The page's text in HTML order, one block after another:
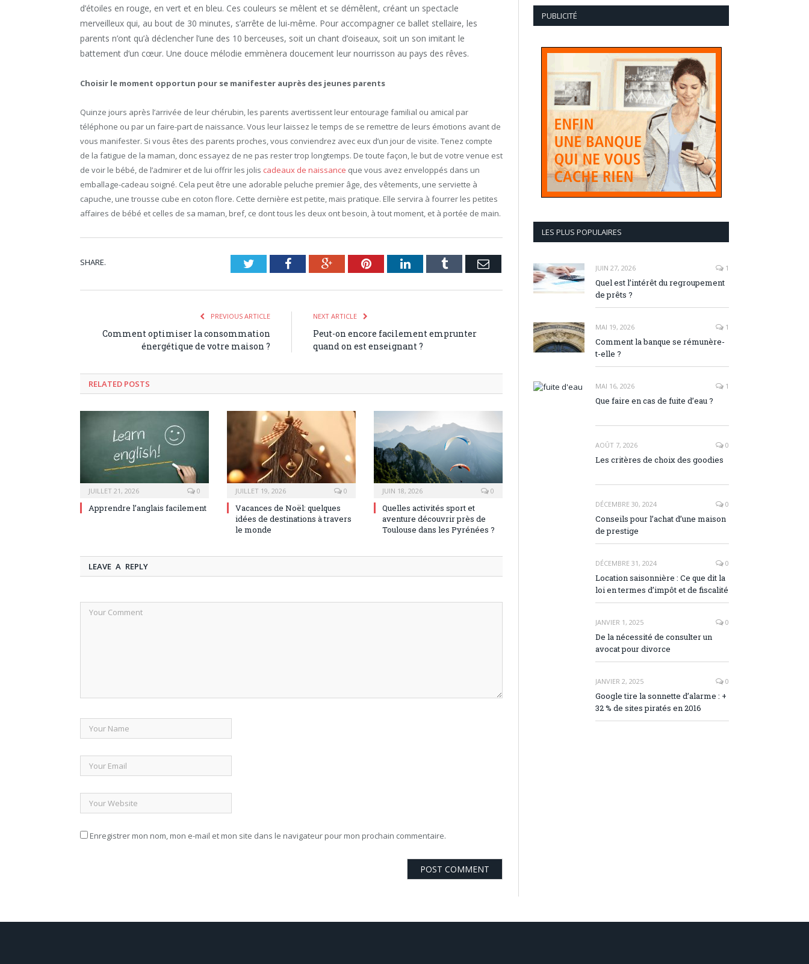
d’étoiles en rouge, en vert et en bleu. Ces couleurs se mêlent et se démêlent, créant un spectacle
merveilleux qui, au bout de 30 minutes, s’arrête de lui-même. Pour accompagner ce ballet stellaire, les
parents n’ont qu’à déclencher l’une des 10 berceuses, soit un chant d’oiseaux, soit un son imitant le
battement d’un cœur. Une douce mélodie emmènera doucement leur nourrisson au pays des rêves.
Choisir le moment opportun pour se manifester auprès des jeunes parents
Quinze jours après l’arrivée de leur chérubin, les parents avertissent leur entourage familial ou amical par
téléphone ou par un faire-part de naissance. Vous leur laissez le temps de se remettre de leurs émotions avant de
vous manifester. Si vous êtes des parents proches, vous conviendrez avec eux d’un jour de visite. Tenez compte
de la fatigue de la maman, donc essayez de ne pas rester trop longtemps. De toute façon, le but de votre venue est
de voir le bébé, de l’admirer et de lui offrir les jolis cadeaux de naissance que vous avez enveloppés dans un
emballage-cadeau soigné. Cela peut être une adorable peluche premier âge, des vêtements, une serviette à
capuche, une trousse cube en coton flore. Cette dernière est petite, mais pratique. Elle servira à fourrer les petites
affaires de bébé et celles de sa maman, bref, ce dont tous les deux ont besoin, à tout moment, et à portée de main.
SHARE. TwitterFacebookGoogle+PinterestLinkedInTumblr Email
PREVIOUS ARTICLE
Comment optimiser la consommation
énergétique de votre maison ?
NEXT ARTICLE
Peut-on encore facilement emprunter
quand on est enseignant ?
RELATED POSTS
JUILLET 21, 2026 0
Apprendre l’anglais facilement
JUILLET 19, 2026 0
Vacances de Noël: quelques
idées de destinations à travers
le monde
JUIN 18, 2026 0
Quelles activités sport et
aventure découvrir près de
Toulouse dans les Pyrénées ?
LEAVE A REPLY
Enregistrer mon nom, mon e-mail et mon site dans le navigateur pour mon prochain commentaire.
PUBLICITÉ
LES PLUS POPULAIRES
JUIN 27, 2026 1
Quel est l’intérêt du regroupement
de prêts ?
MAI 19, 2026 1
Comment la banque se rémunère-
t-elle ?
MAI 16, 2026 1
Que faire en cas de fuite d’eau ?
AOÛT 7, 2026 0
Les critères de choix des goodies
DÉCEMBRE 30, 2024 0
Conseils pour l’achat d’une maison
de prestige
DÉCEMBRE 31, 2024 0
Location saisonnière : Ce que dit la
loi en termes d’impôt et de fiscalité
JANVIER 1, 2025 0
De la nécessité de consulter un
avocat pour divorce
JANVIER 2, 2025 0
Google tire la sonnette d’alarme : +
32 % de sites piratés en 2016